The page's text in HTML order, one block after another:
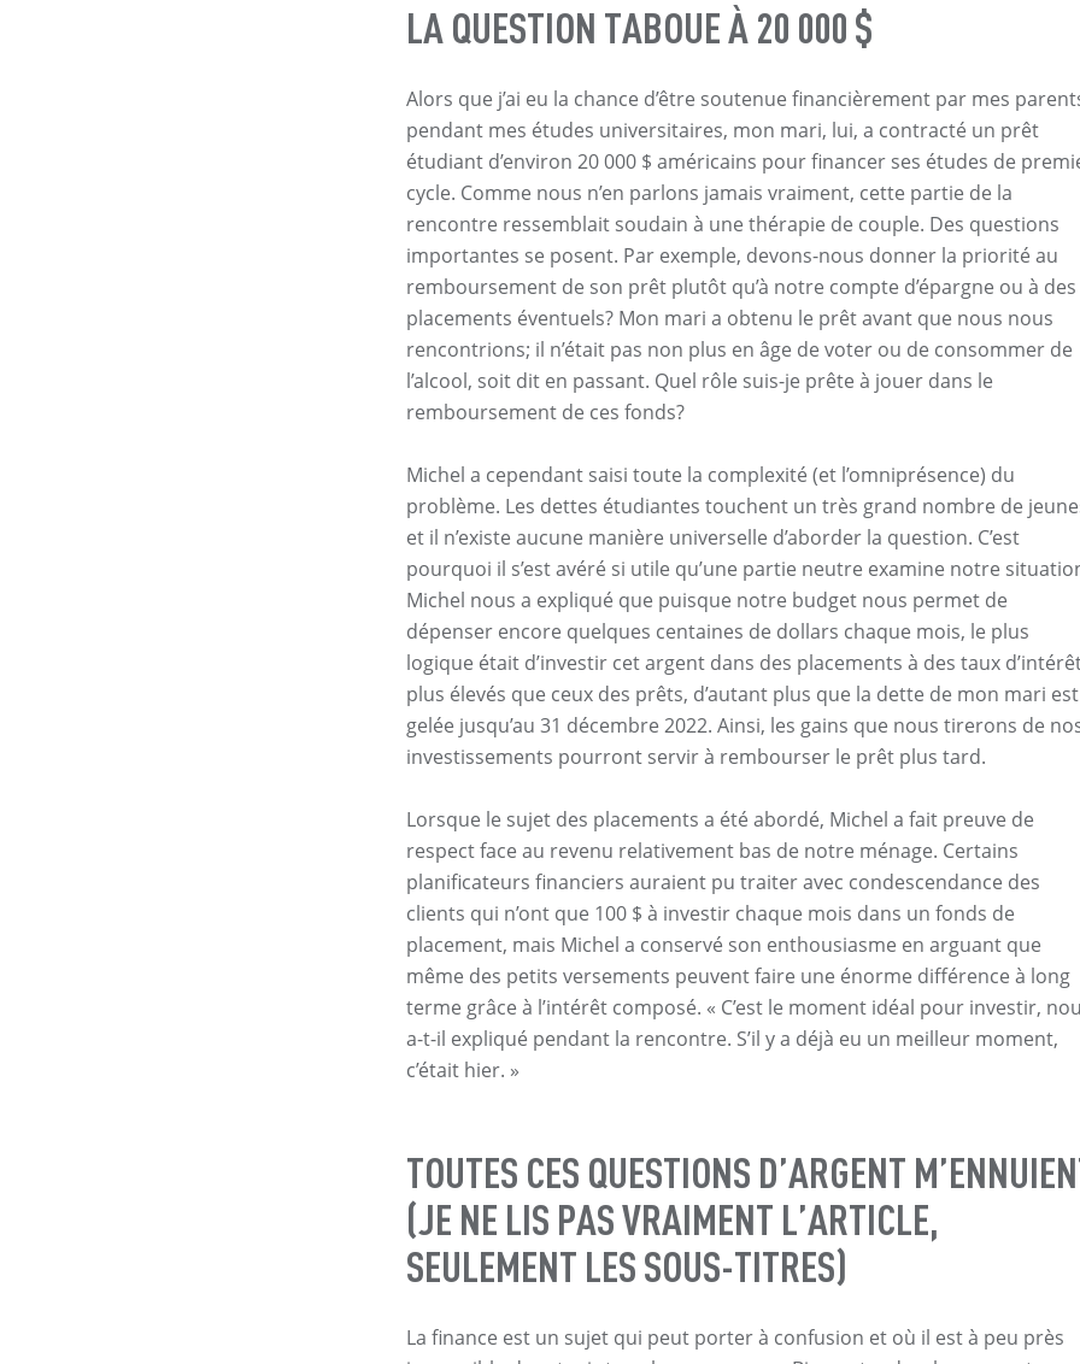
LA QUESTION TABOUE À 20 000 $
Alors que j’ai eu la chance d’être soutenue financièrement par mes
pendant mes études universitaires, mon mari, lui, a contracté un prêt
étudiant d’environ 20 000 $ américains pour financer ses études de
cycle. Comme nous n’en parlons jamais vraiment, cette partie de la
rencontre ressemblait soudain à une thérapie de couple. Des questions
importantes se posent. Par exemple, devons-nous donner la priorité au
remboursement de son prêt plutôt qu’à notre compte d’épargne ou à des
placements éventuels? Mon mari a obtenu le prêt avant que nous nous
rencontrions; il n’était pas non plus en âge de voter ou de consommer de
l’alcool, soit dit en passant. Quel rôle suis-je prête à jouer dans le
remboursement de ces fonds?
Michel a cependant saisi toute la complexité (et l’omniprésence) du
problème. Les dettes étudiantes touchent un très grand nombre de
et il n’existe aucune manière universelle d’aborder la question. C’est
pourquoi il s’est avéré si utile qu’une partie neutre examine notre
Michel nous a expliqué que puisque notre budget nous permet de
dépenser encore quelques centaines de dollars chaque mois, le plus
logique était d’investir cet argent dans des placements à des taux
plus élevés que ceux des prêts, d’autant plus que la dette de mon mari est
gelée jusqu’au 31 décembre 2022. Ainsi, les gains que nous tirerons de
investissements pourront servir à rembourser le prêt plus tard.
Lorsque le sujet des placements a été abordé, Michel a fait preuve de
respect face au revenu relativement bas de notre ménage. Certains
planificateurs financiers auraient pu traiter avec condescendance des
clients qui n’ont que 100 $ à investir chaque mois dans un fonds de
placement, mais Michel a conservé son enthousiasme en arguant que
même des petits versements peuvent faire une énorme différence à long
terme grâce à l’intérêt composé. « C’est le moment idéal pour investir,
a-t-il expliqué pendant la rencontre. S’il y a déjà eu un meilleur moment,
c’était hier. »
TOUTES CES QUESTIONS D’ARGENT
(JE NE LIS PAS VRAIMENT L’ARTICLE,
SEULEMENT LES SOUS-TITRES)
La finance est un sujet qui peut porter à confusion et où il est à peu près